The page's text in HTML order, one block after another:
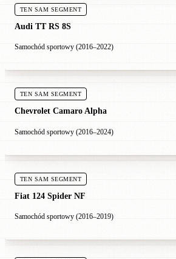
TEN SAM SEGMENT
Audi TT RS 8S
Samochód sportowy (2016–2022)
TEN SAM SEGMENT
Chevrolet Camaro Alpha
Samochód sportowy (2016–2024)
TEN SAM SEGMENT
Fiat 124 Spider NF
Samochód sportowy (2016–2019)